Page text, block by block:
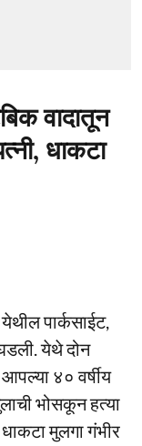
वादातून
धाकटा
पार्कसाईट,
येथे दोन
आपल्या ४० वर्षीय
भोसकून हत्या
मुलगा गंभीर